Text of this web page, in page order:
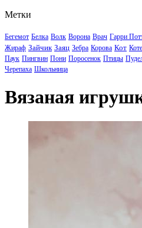
Метки
Бегемот Белка Волк Ворона Врач Гарри
Жираф Зайчик Заяц Зебра Корова Кот
Паук Пингвин Пони Поросенок Птицы
Черепаха Школьница
Вязаная